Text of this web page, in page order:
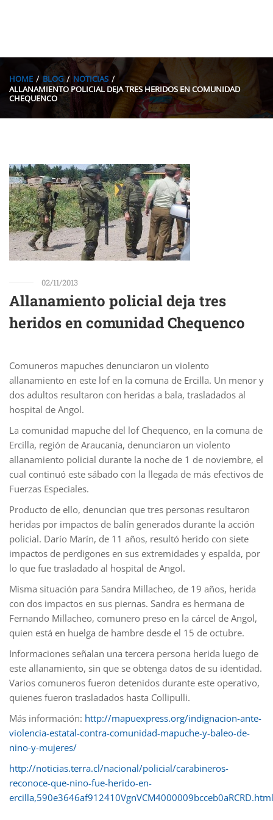
HOME BLOG
NOTICIAS
ALLANAMIENTO POLICIAL DEJA TRES HERIDOS EN COMUNIDAD
CHEQUENCO
02/11/2013
Allanamiento policial deja tres
heridos en comunidad Chequenco
Comuneros mapuches denunciaron un violento
allanamiento en este lof en la comuna de Ercilla. Un menor y
dos adultos resultaron con heridas a bala, trasladados al
hospital de Angol.
La comunidad mapuche del lof Chequenco, en la comuna de
Ercilla, región de Araucanía, denunciaron un violento
allanamiento policial durante la noche de 1 de noviembre, el
cual continuó este sábado con la llegada de más efectivos de
Fuerzas Especiales.
Producto de ello, denuncian que tres personas resultaron
heridas por impactos de balín generados durante la acción
policial. Darío Marín, de 11 años, resultó herido con siete
impactos de perdigones en sus extremidades y espalda, por
lo que fue trasladado al hospital de Angol.
Misma situación para Sandra Millacheo, de 19 años, herida
con dos impactos en sus piernas. Sandra es hermana de
Fernando Millacheo, comunero preso en la cárcel de Angol,
quien está en huelga de hambre desde el 15 de octubre.
Informaciones señalan una tercera persona herida luego de
este allanamiento, sin que se obtenga datos de su identidad.
Varios comuneros fueron detenidos durante este operativo,
quienes fueron trasladados hasta Collipulli.
Más información: http://mapuexpress.org/indignacion-ante-
violencia-estatal-contra-comunidad-mapuche-y-baleo-de-
nino-y-mujeres/
http://noticias.terra.cl/nacional/policial/carabineros-
reconoce-que-nino-fue-herido-en-
ercilla,590e3646af912410VgnVCM4000009bcceb0aRCRD.html